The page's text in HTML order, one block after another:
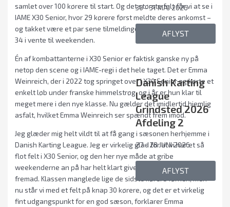
30 - 31 MAJ 2026
AFLYST
Danish Karting
League
Grindsted 2026
Afdeling 2
27 - 28 JUNI 2026
AFLYST
samlet over 100 kørere til start. Og det største felt får vi at se i
IAME X30 Senior, hvor 29 kørere først meldte deres ankomst –
og takket være et par sene tilmeldinger er der et felt på hele
34 i vente til weekenden.
Én af kombattanterne i X30 Senior er faktisk ganske ny på
netop den scene og i IAME-regi i det hele taget. Det er Emma
Weinreich, der i 2022 tog springet over i X30 Senior og kørte et
enkelt løb under franske himmelstrøg, og i år er hun klar til
meget mere i den nye klasse. Nu gælder det imidlertid hjemlig
asfalt, hvilket Emma Weinreich ser spændt frem imod.
Jeg glæder mig helt vildt til at få gang i sæsonen herhjemme i
Danish Karting League. Jeg er virkelig glad for at vi har et så
flot felt i X30 Senior, og den her nye måde at gribe
weekenderne an på har helt klart givet det hele et skub
fremad. Klassen manglede lige de sidste kørere førhen, men
nu står vi med et felt på knap 30 kørere, og det er et virkelig
fint udgangspunkt for en god sæson, forklarer Emma